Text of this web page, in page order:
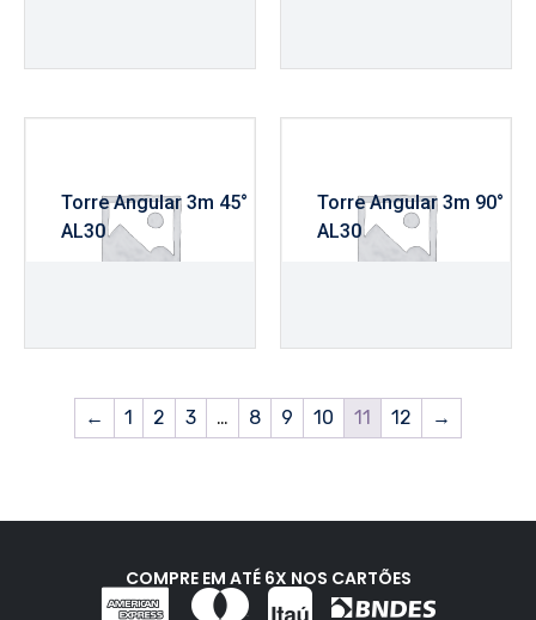
Torre Angular 3m 45°
AL30
Torre Angular 3m 90°
AL30
← 1 2 3 … 8 9 10 11 12 →
COMPRE EM ATÉ 6X NOS CARTÕES